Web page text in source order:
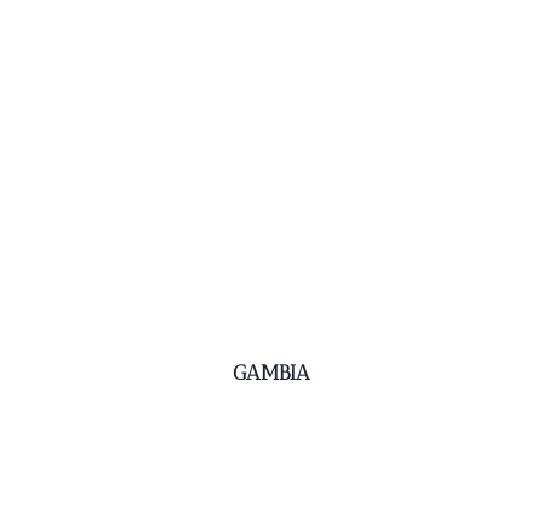
GAMBIA